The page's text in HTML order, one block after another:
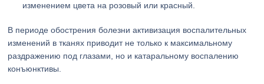
изменением цвета на розовый или красный.
В периоде обострения болезни активизация воспалительных
изменений в тканях приводит не только к максимальному
раздражению под глазами, но и катаральному воспалению
конъюнктивы.